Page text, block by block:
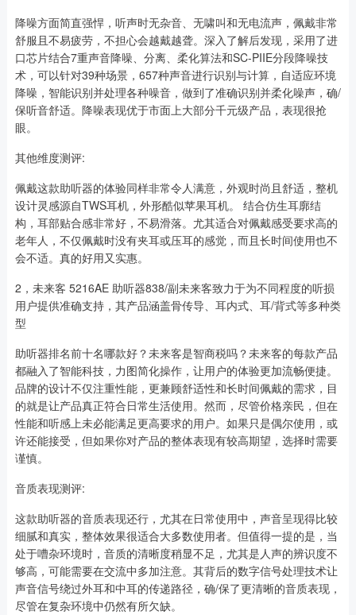
降噪方面简直强悍，听声时无杂音、无啸叫和无电流声，佩戴非常
舒服且不易疲劳，不担心会越戴越聋。深入了解后发现，采用了进
口芯片结合7重声音降噪、分离、柔化算法和SC-PIIE分段降噪技
术，可以针对39种场景，657种声音进行识别与计算，自适应环境
降噪，智能识别并处理各种噪音，做到了准确识别并柔化噪声，确/
保听音舒适。降噪表现优于市面上大部分千元级产品，表现很抢
眼。
其他维度测评:
佩戴这款助听器的体验同样非常令人满意，外观时尚且舒适，整机
设计灵感源自TWS耳机，外形酷似苹果耳机。 结合仿生耳廓结
构，耳部贴合感非常好，不易滑落。尤其适合对佩戴感受要求高的
老年人，不仅佩戴时没有夹耳或压耳的感觉，而且长时间使用也不
会不适。真的好用又实惠。
2，未来客 5216AE 助听器838/副未来客致力于为不同程度的听损
用户提供准确支持，其产品涵盖骨传导、耳内式、耳/背式等多种类
型
助听器排名前十名哪款好？未来客是智商税吗？未来客的每款产品
都融入了智能科技，力图简化操作，让用户的体验更加流畅便捷。
品牌的设计不仅注重性能，更兼顾舒适性和长时间佩戴的需求，目
的就是让产品真正符合日常生活使用。然而，尽管价格亲民，但在
性能和听感上未必能满足更高要求的用户。如果只是偶尔使用，或
许还能接受，但如果你对产品的整体表现有较高期望，选择时需要
谨慎。
音质表现测评:
这款助听器的音质表现还行，尤其在日常使用中，声音呈现得比较
细腻和真实，整体效果很适合大多数使用者。但值得一提的是，当
处于嘈杂环境时，音质的清晰度稍显不足，尤其是人声的辨识度不
够高，可能需要在交流中多加注意。其背后的数字信号处理技术让
声音信号绕过外耳和中耳的传递路径，确/保了更清晰的音质表现，
尽管在复杂环境中仍然有所欠缺。